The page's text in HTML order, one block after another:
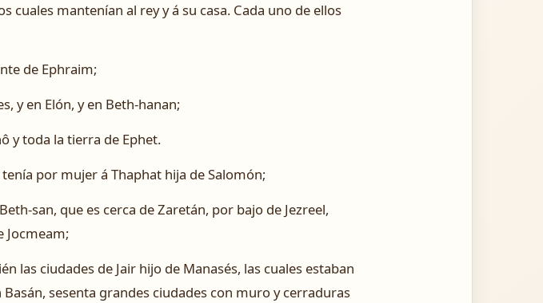
mantenían al rey y á su casa. Cada uno de ellos
de Ephraim;
y en Elón, y en Beth-hanan;
y toda la tierra de Ephet.
por mujer á Thaphat hija de Salomón;
san, que es cerca de Zaretán, por bajo de Jezreel,
Jocmeam;
las ciudades de Jair hijo de Manasés, las cuales estaban
sesenta grandes ciudades con muro y cerraduras